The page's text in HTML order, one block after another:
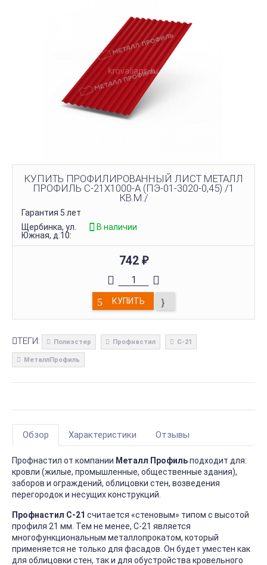
КУПИТЬ ПРОФИЛИРОВАННЫЙ ЛИСТ МЕТАЛЛ
ПРОФИЛЬ С-21Х1000-A (ПЭ-01-3020-0,45) /1
КВ.М./
Гарантия 5 лет
Щербинка, ул.
Южная, д.10:
В наличии
742 ₽
КУПИТЬ
ТЕГИ: Полиэстер Профнастил С-21
МеталлПрофиль
Обзор Характеристики Отзывы
Профнастил от компании Металл Профильподходит для:
кровли (жилые, промышленные, общественные здания),
заборов и ограждений, облицовки стен, возведения
перегородок и несущих конструкций.
Профнастил С-21 считается «стеновым» типом с высотой
профиля 21 мм. Тем не менее, С-21 является
многофункциональным металлопрокатом, который
применяется не только для фасадов. Он будет уместен как
для облицовки стен, так и для обустройства кровельного